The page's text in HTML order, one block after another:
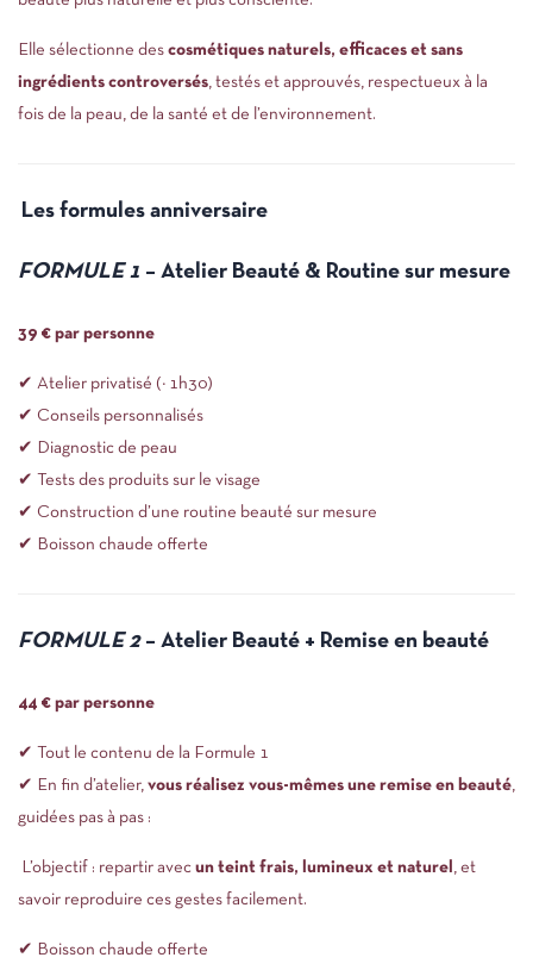
Elle sélectionne des cosmétiques naturels, efficaces et sans
ingrédients controversés, testés et approuvés, respectueux à la
fois de la peau, de la santé et de l’environnement.
Les formules anniversaire
FORMULE 1 – Atelier Beauté & Routine sur mesure
39 € par personne
✔ Atelier privatisé (≈ 1h30)
✔ Conseils personnalisés
✔ Diagnostic de peau
✔ Tests des produits sur le visage
✔ Construction d’une routine beauté sur mesure
✔ Boisson chaude offerte
FORMULE 2– Atelier Beauté + Remise en beauté
44 € par personne
✔ Tout le contenu de la Formule 1
✔ En fin d’atelier, vous réalisez vous-mêmes une remise en beauté,
guidées pas à pas :
L’objectif : repartir avec un teint frais, lumineux et naturel , et
savoir reproduire ces gestes facilement.
✔ Boisson chaude offerte